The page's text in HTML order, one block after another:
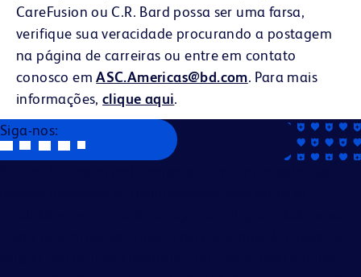
CareFusion ou C.R. Bard possa ser uma farsa,
verifique sua veracidade procurando a postagem
na página de carreiras ou entre em contato
conosco emASC.Americas@bd.com. Para mais
informações,clique aqui.
Siga-nos: